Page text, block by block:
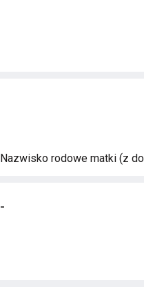
Nazwisko rodowe matki (z
-